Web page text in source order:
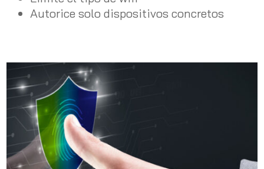
Autorice solo dispositivos concretos